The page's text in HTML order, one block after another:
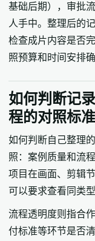
基础后期），审批
人手中。整理后的
检查成片内容是否
照预算和时间安排
如何判断记
程的对照标准
如何判断自己整理
照：案例质量和流
项目在画面、剪辑
可以要求查看同类
流程透明度则指合
付标准等环节是否